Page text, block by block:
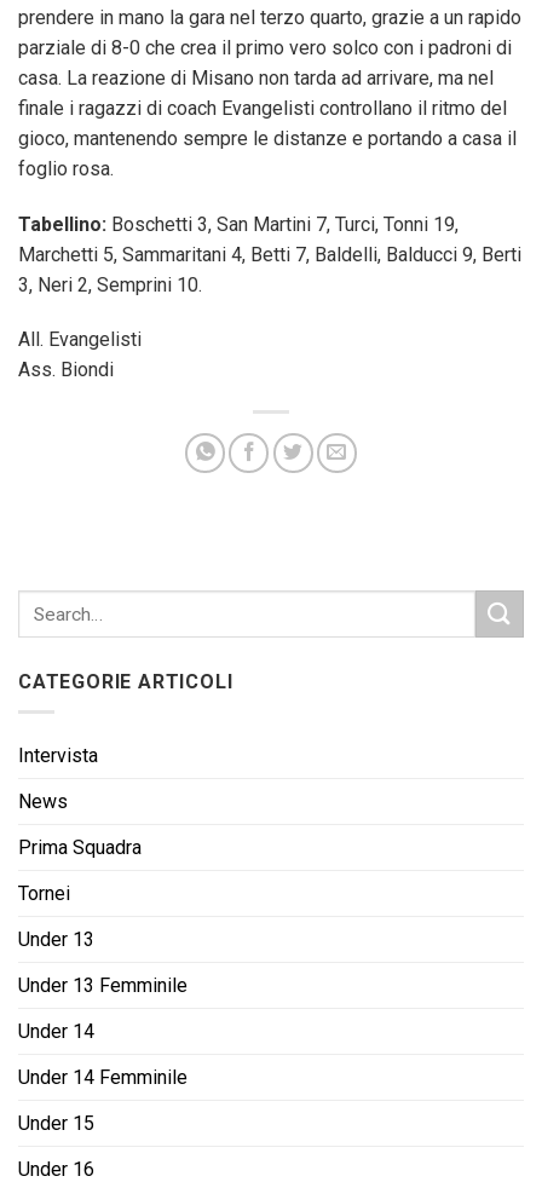
prendere in mano la gara nel terzo quarto, grazie a un rapido
parziale di 8-0 che crea il primo vero solco con i padroni di
casa. La reazione di Misano non tarda ad arrivare, ma nel
finale i ragazzi di coach Evangelisti controllano il ritmo del
gioco, mantenendo sempre le distanze e portando a casa il
foglio rosa.
Tabellino: Boschetti 3, San Martini 7, Turci, Tonni 19,
Marchetti 5, Sammaritani 4, Betti 7, Baldelli, Balducci 9, Berti
3, Neri 2, Semprini 10.
All. Evangelisti
Ass. Biondi
CATEGORIE ARTICOLI
Intervista
News
Prima Squadra
Tornei
Under 13
Under 13 Femminile
Under 14
Under 14 Femminile
Under 15
Under 16